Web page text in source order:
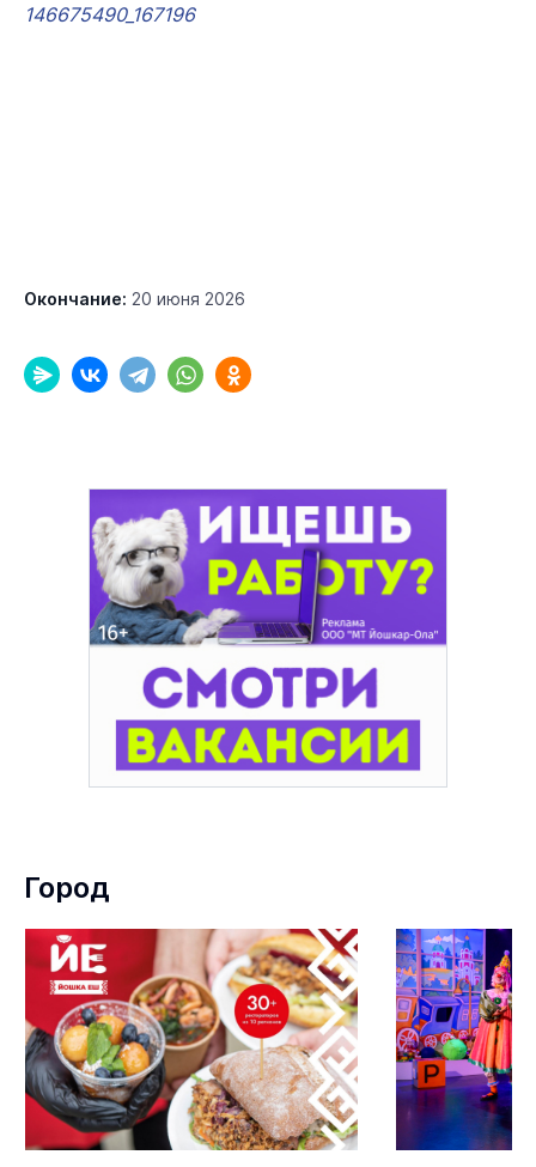
146675490_167196
Окончание: 20 июня 2026
Город